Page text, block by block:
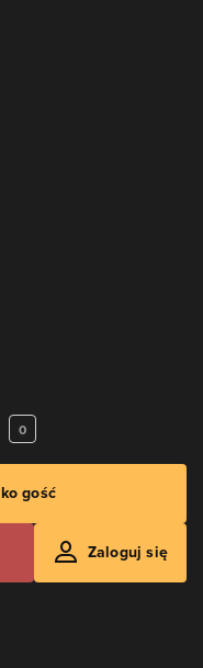
0
gość
Zaloguj się